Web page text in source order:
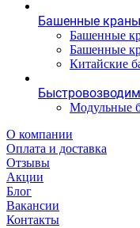
Башенные краны
Башенные
Башенные
Китайские
Модульные
О компании
Оплата и доставка
Отзывы
Акции
Блог
Вакансии
Контакты